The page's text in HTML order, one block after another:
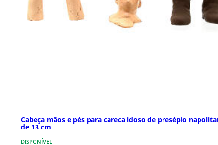
Cabeça mãos e pés para careca idoso de presépio
de 13 cm
DISPONÍVEL